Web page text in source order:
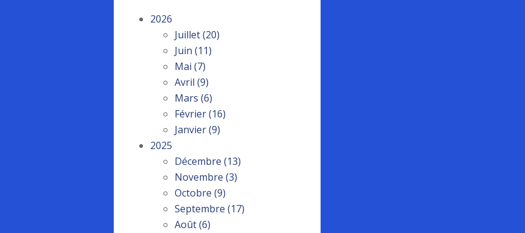
2026
Juillet(20)
Juin (11)
Mai (7)
Avril (9)
Mars (6)
Février(16)
Janvier(9)
2025
Décembre (13)
Novembre (3)
Octobre (9)
Septembre (17)
Août(6)